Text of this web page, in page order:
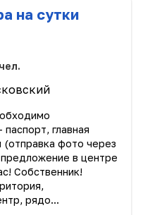
на сутки
главная
(отправка фото через
в центре
Собственник!
рядо...